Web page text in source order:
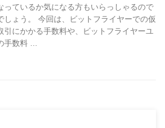
っているか気になる方もいらっしゃるので
しょう。 今回は、ビットフライヤーでの仮
引にかかる手数料や、ビットフライヤーユ
手数料 ...